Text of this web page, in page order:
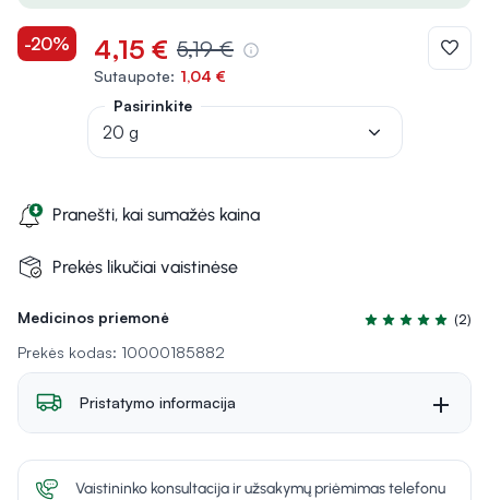
Medicinos priemonė
Įvertinimas 5.0
(2)
Prekės kodas: 10000185882
-20% 4,15 € 5,19 €
Sutaupote: 1,04 €
Pranešti, kai sumažės kaina
Prekės likučiai vaistinėse
Pasirinkite
20 g
Pristatymo informacija
Vaistininko konsultacija ir užsakymų priėmimas telefonu